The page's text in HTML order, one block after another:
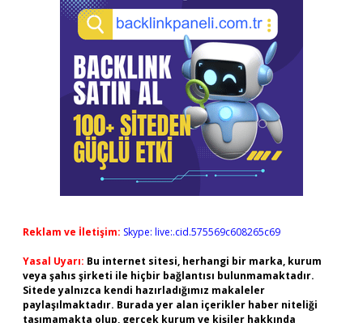
Reklam ve İletişim: Skype: live:.cid.575569c608265c69
Yasal Uyarı: Bu internet sitesi, herhangi bir marka, kurum
veya şahıs şirketi ile hiçbir bağlantısı bulunmamaktadır.
Sitede yalnızca kendi hazırladığımız makaleler
paylaşılmaktadır. Burada yer alan içerikler haber niteliği
taşımamakta olup, gerçek kurum ve kişiler hakkında